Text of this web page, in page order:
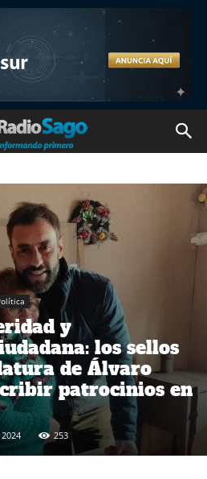
y
los sellos
de Álvaro
patrocinios en
253